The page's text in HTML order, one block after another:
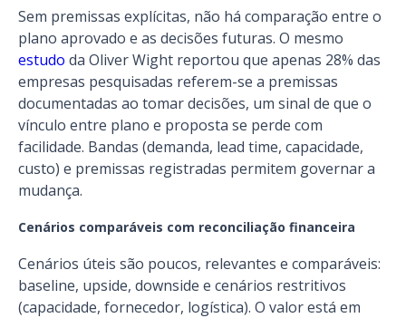
Sem premissas explícitas, não há comparação entre o
plano aprovado e as decisões futuras. O mesmo
estudo da Oliver Wight reportou que apenas 28% das
empresas pesquisadas referem-se a premissas
documentadas ao tomar decisões, um sinal de que o
vínculo entre plano e proposta se perde com
facilidade. Bandas (demanda, lead time, capacidade,
custo) e premissas registradas permitem governar a
mudança.
Cenários comparáveis com reconciliação financeira
Cenários úteis são poucos, relevantes e comparáveis:
baseline, upside, downside e cenários restritivos
(capacidade, fornecedor, logística). O valor está em